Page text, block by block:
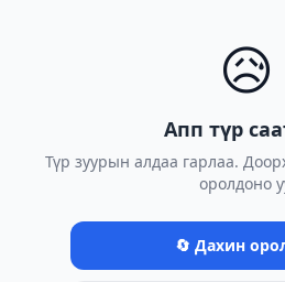
😥
Апп түр
Түр зуурын алдаа гарлаа.
оролдоно
🔄 Дахин